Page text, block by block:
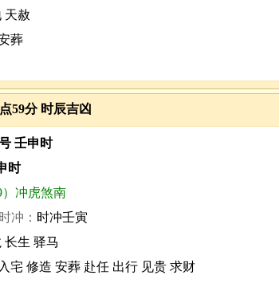
天赦
葬
59分 时辰吉凶
壬申时
时
）冲虎煞南
时冲： 时冲壬寅
长生 驿马
宅 修造 安葬 赴任 出行 见贵 求财